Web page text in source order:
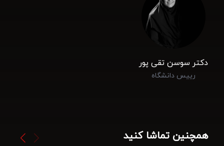
دکتر سوسن تقی پور
رییس دانشگاه
همچنین تماشا کنید